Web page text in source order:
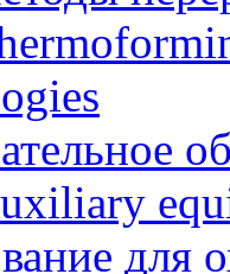
для